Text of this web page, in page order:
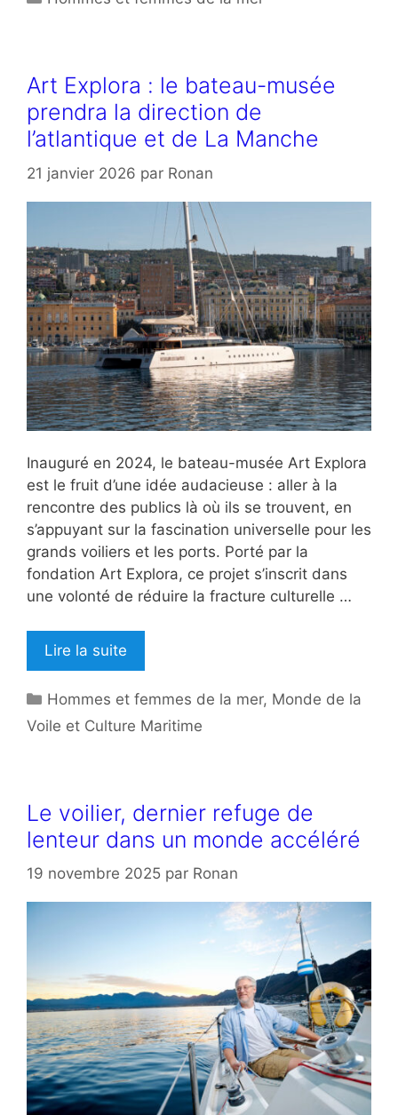
Art Explora : le bateau-musée
prendra la direction de
l’atlantique et de La Manche
21 janvier 2026 par Ronan
Inauguré en 2024, le bateau-musée Art Explora
est le fruit d’une idée audacieuse : aller à la
rencontre des publics là où ils se trouvent, en
s’appuyant sur la fascination universelle pour les
grands voiliers et les ports. Porté par la
fondation Art Explora, ce projet s’inscrit dans
une volonté de réduire la fracture culturelle …
Lire la suite
Catégories
Hommes et femmes de la mer, Monde de la
Voile et Culture Maritime
Le voilier, dernier refuge de
lenteur dans un monde accéléré
19 novembre 2025 par Ronan